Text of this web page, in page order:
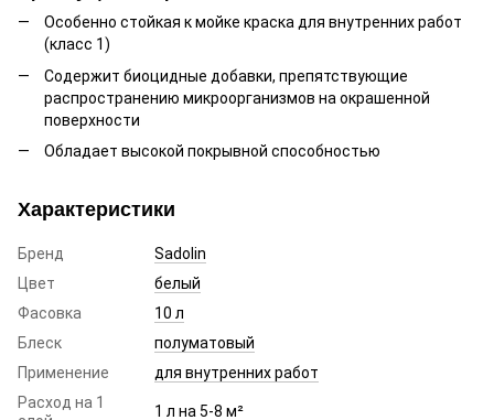
Особенно стойкая к мойке краска для внутренних работ
(класс 1)
Содержит биоцидные добавки, препятствующие
распространению микроорганизмов на окрашенной
поверхности
Обладает высокой покрывной способностью
Характеристики
Бренд
Sadolin
Цвет
белый
Фасовка
10 л
Блеск
полуматовый
Применение
для внутренних работ
Расход на 1
1 л на 5-8 м²